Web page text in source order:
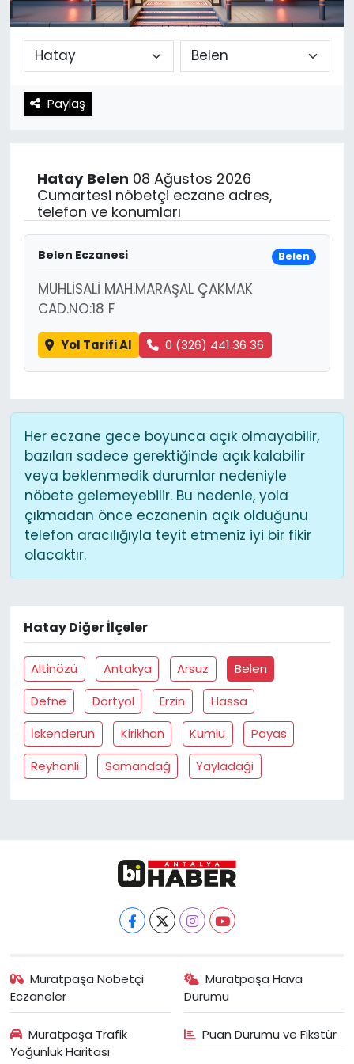
Paylaş
Hatay Belen 08 Ağustos 2026
Cumartesi nöbetçi eczane adres,
telefon ve konumları
Belen Eczanesi Belen
MUHLİSALİ MAH.MARAŞAL ÇAKMAK
CAD.NO:18 F
Yol Tarifi Al 0 (326) 441 36 36
Her eczane gece boyunca açık olmayabilir,
bazıları sadece gerektiğinde açık kalabilir
veya beklenmedik durumlar nedeniyle
nöbete gelemeyebilir. Bu nedenle, yola
çıkmadan önce eczanenin açık olduğunu
telefon aracılığıyla teyit etmeniz iyi bir fikir
olacaktır.
Hatay Diğer İlçeler
Altinözü Antakya Arsuz
Belen
Defne
Dörtyol Erzin
Hassa
İskenderun
Kirikhan Kumlu
Payas
Reyhanli
Samandağ Yayladaği
Muratpaşa Nöbetçi
Eczaneler
Muratpaşa Hava
Durumu
Muratpaşa Trafik
Yoğunluk Haritası
Puan Durumu ve Fikstür
Spor
Teknoloji
Resmi İlanlar
Teknoloji
Yaşam
Künye
İletişim